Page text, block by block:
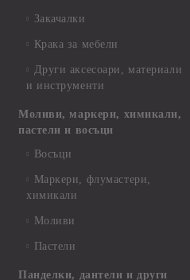
Закачалки
Крака за мебели
Други аксесоари, материали
и инструменти
Моливи, маркери, химикали,
пастели и восъци
Восъци
Маркери, флумастери,
химикали
Моливи
Пастели
Панделки, дантели и други